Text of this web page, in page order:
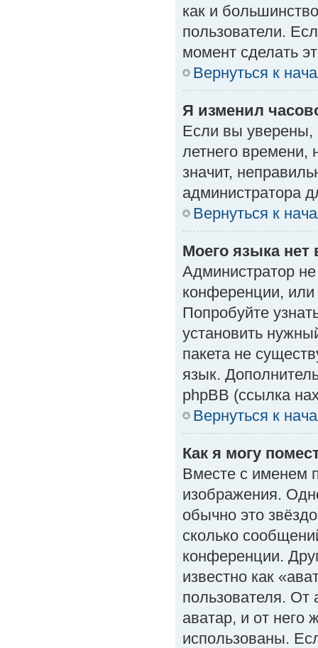
как и
пользователи.
момент сделать
Вернуться к
Я изменил
Если вы уверены,
летнего времени,
значит,
администратора
Вернуться к
Моего языка нет
Администратор
конференции,
Попробуйте
установить
пакета не
язык.
phpBB (ссылка
Вернуться к
Как я могу
Вместе с именем
изображения.
обычно это
сколько
конференции.
известно как
пользователя. От
аватар, и от него
использованы.